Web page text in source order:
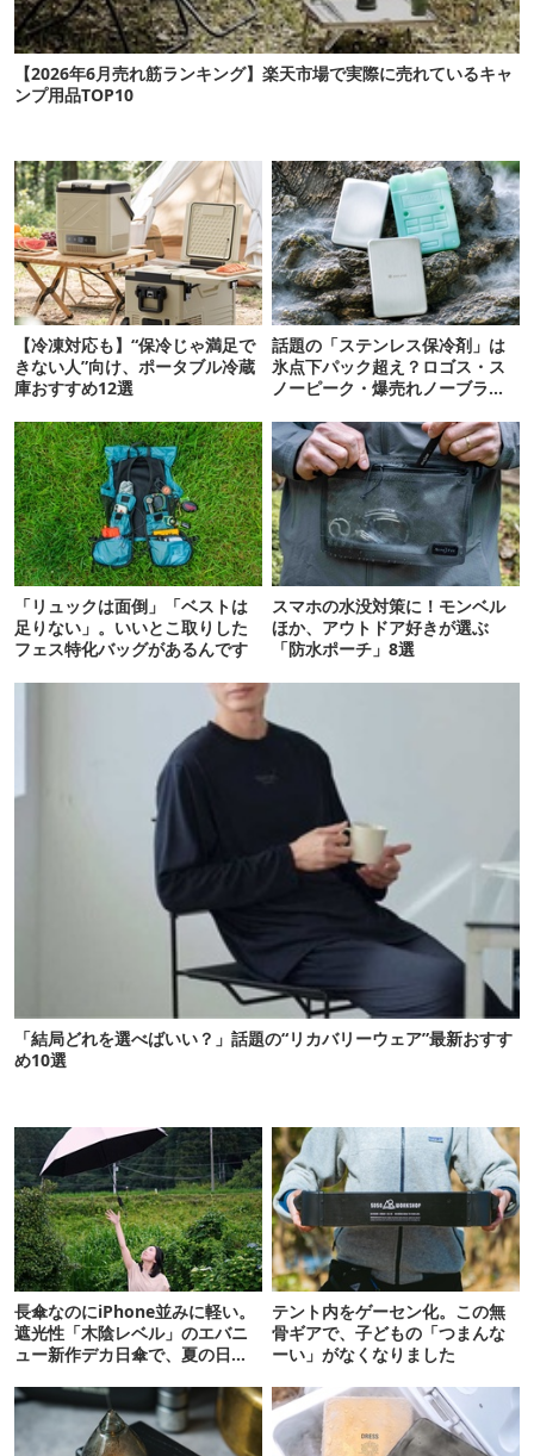
【2026年6月売れ筋ランキング】楽天市場で実際に売れているキャ
ンプ用品TOP10
【冷凍対応も】“保冷じゃ満足で
きない人”向け、ポータブル冷蔵
庫おすすめ12選
話題の「ステンレス保冷剤」は
氷点下パック超え？ロゴス・ス
ノーピーク・爆売れノーブラン
「リュックは面倒」「ベストは
足りない」。いいとこ取りした
フェス特化バッグがあるんです
スマホの水没対策に！モンベル
ほか、アウトドア好きが選ぶ
「防水ポーチ」8選
「結局どれを選べばいい？」話題の“リカバリーウェア”最新おすす
め10選
長傘なのにiPhone並みに軽い。
遮光性「木陰レベル」のエバニ
ュー新作デカ日傘で、夏の日焼
テント内をゲーセン化。この無
骨ギアで、子どもの「つまんな
ーい」がなくなりました